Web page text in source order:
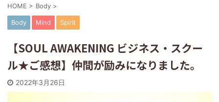
HOME > Body >
Body Mind Spirit
【SOUL AWAKENING ビジネス・スクー
ル★ご感想】仲間が励みになりました。
2022年3月26日